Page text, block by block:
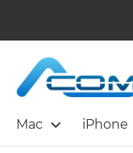
Mac iPhone